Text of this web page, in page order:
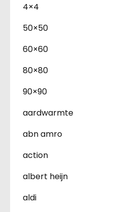
4×4
50×50
60×60
80×80
90×90
aardwarmte
abn amro
action
albert heijn
aldi